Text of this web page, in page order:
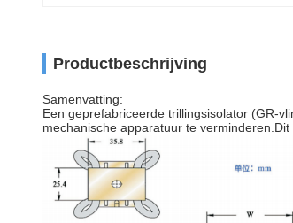
Productbeschrijving
Samenvatting:
Een geprefabriceerde trillingsisolator (GR-
mechanische apparatuur te